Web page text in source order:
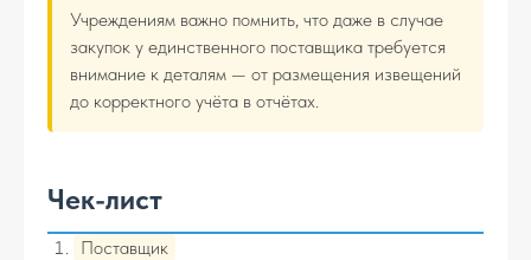
Учреждениям важно помнить, что даже в случае
закупок у единственного поставщика требуется
внимание к деталям — от размещения извещений
до корректного учёта в отчётах.
Чек-лист
Поставщик